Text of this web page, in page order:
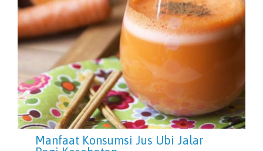
Manfaat Konsumsi Jus Ubi Jalar